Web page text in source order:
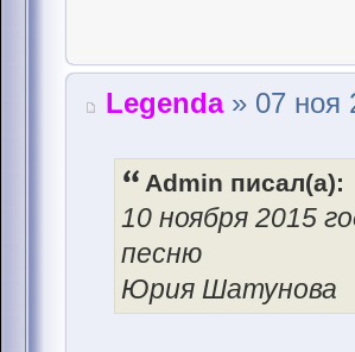
Legenda» 07 ноя
Admin писал(а):
10 ноября 2015
песню
Юрия Шатунова